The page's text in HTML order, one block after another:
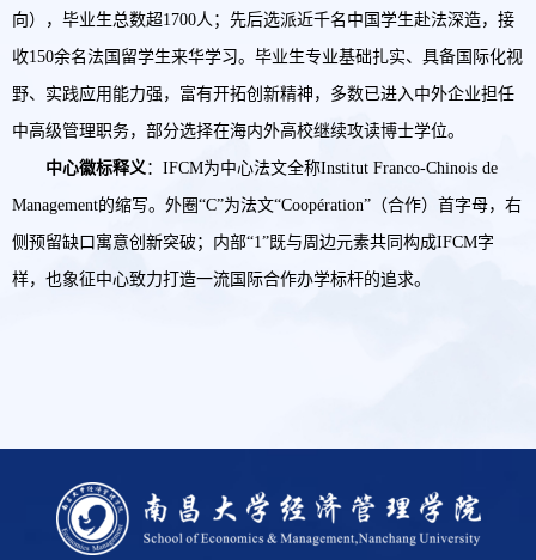
向），毕业生总数超1700人；先后选派近千名中国学生赴法深造，接
收150余名法国留学生来华学习。毕业生专业基础扎实、具备国际化视
野、实践应用能力强，富有开拓创新精神，多数已进入中外企业担任
中高级管理职务，部分选择在海内外高校继续攻读博士学位。
中心徽标释义： IFCM为中心法文全称Institut Franco-Chinois de
Management的缩写。外圈“C”为法文“Coopération”（合作）首字母，右
侧预留缺口寓意创新突破；内部“1”既与周边元素共同构成IFCM字
样，也象征中心致力打造一流国际合作办学标杆的追求。